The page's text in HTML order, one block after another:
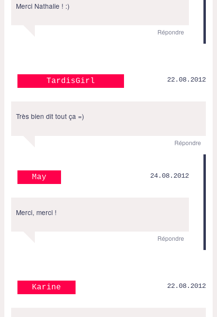
Merci Nathalie ! :)
Répondre
TardisGirl 22.08.2012
Très bien dit tout ça =)
Répondre
May 24.08.2012
Merci, merci !
Répondre
Karine 22.08.2012